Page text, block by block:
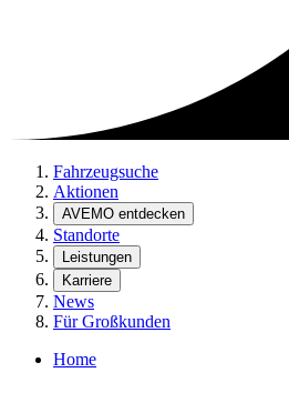
Fahrzeugsuche
Aktionen
AVEMO entdecken
Standorte
Leistungen
Karriere
News
Für Großkunden
Home